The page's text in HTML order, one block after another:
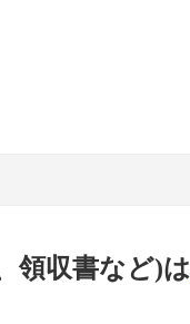
領収書など)は